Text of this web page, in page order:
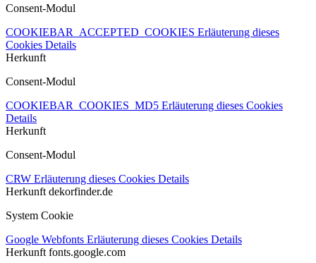
Consent-Modul
COOKIEBAR_ACCEPTED_COOKIES Erläuterung dieses
Cookies Details
Herkunft
Consent-Modul
COOKIEBAR_COOKIES_MD5 Erläuterung dieses Cookies
Details
Herkunft
Consent-Modul
CRW Erläuterung dieses Cookies Details
Herkunft dekorfinder.de
System Cookie
Google Webfonts Erläuterung dieses Cookies Details
Herkunft fonts.google.com